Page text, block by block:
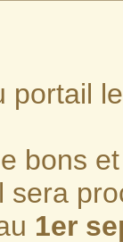
portail
bons
sera
1er